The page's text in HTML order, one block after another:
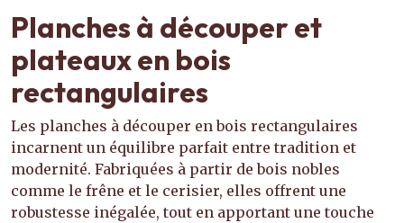
Planches à découper et
plateaux en bois
rectangulaires
Les planches à découper en bois rectangulaires
incarnent un équilibre parfait entre tradition et
modernité. Fabriquées à partir de bois nobles
comme le frêne et le cerisier, elles offrent une
robustesse inégalée, tout en apportant une touche